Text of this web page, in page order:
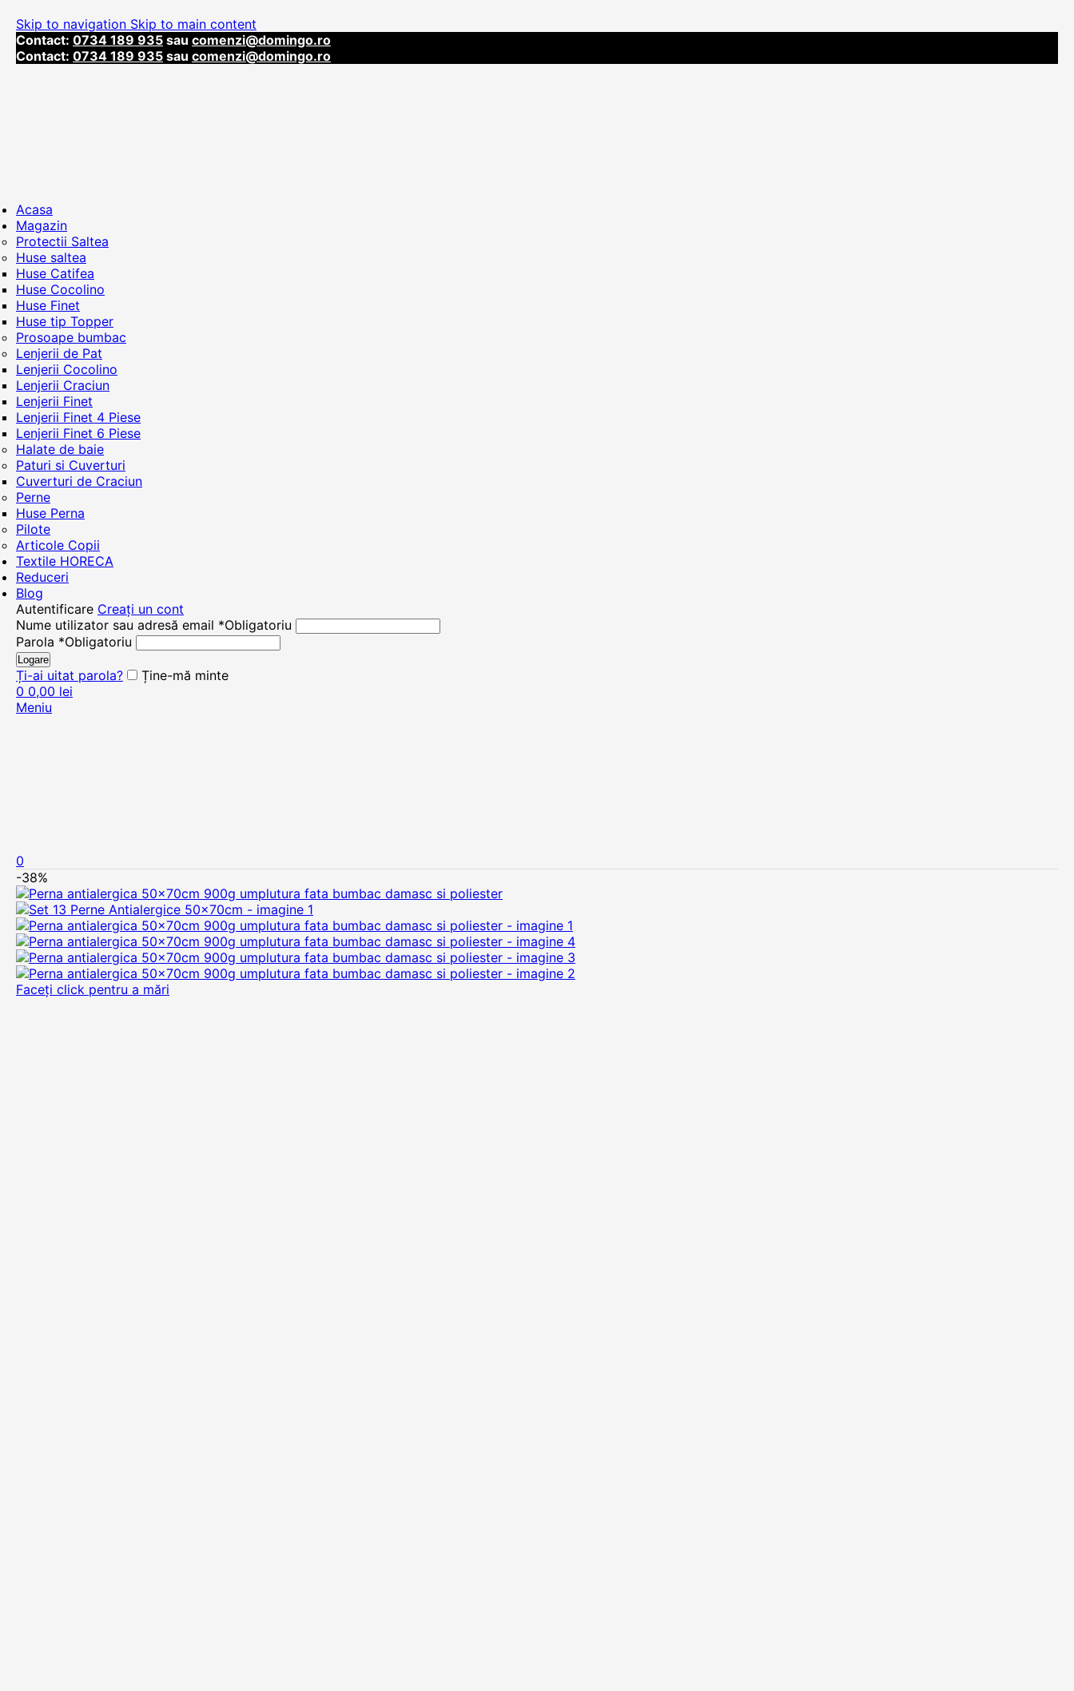
Skip to navigation Skip to main content
Contact: 0734 189 935 sau comenzi@domingo.ro
Contact: 0734 189 935 sau comenzi@domingo.ro
Acasa
Magazin
Protectii Saltea
Huse saltea
Huse Catifea
Huse Cocolino
Huse Finet
Huse tip Topper
Prosoape bumbac
Lenjerii de Pat
Lenjerii Cocolino
Lenjerii Craciun
Lenjerii Finet
Lenjerii Finet 4 Piese
Lenjerii Finet 6 Piese
Halate de baie
Paturi si Cuverturi
Cuverturi de Craciun
Perne
Huse Perna
Pilote
Articole Copii
Textile HORECA
Reduceri
Blog
Autentificare Creați un cont
Nume utilizator sau adresă email *Obligatoriu
Parola *Obligatoriu
Logare
Ți-ai uitat parola?
Ține-mă minte
0 0,00 lei
Meniu
0
-38%
Faceți click pentru a mări